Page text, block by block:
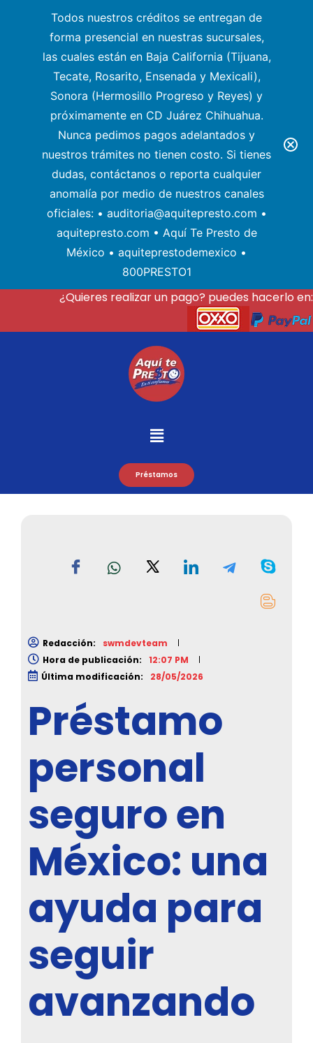
Todos nuestros créditos se entregan de
forma presencial en nuestras sucursales,
las cuales están en Baja California (Tijuana,
Tecate, Rosarito, Ensenada y Mexicali),
Sonora (Hermosillo Progreso y Reyes) y
próximamente en CD Juárez Chihuahua.
Nunca pedimos pagos adelantados y
nuestros trámites no tienen costo. Si tienes
dudas, contáctanos o reporta cualquier
anomalía por medio de nuestros canales
oficiales: • auditoria@aquitepresto.com •
aquitepresto.com • Aquí Te Presto de
México • aquiteprestodemexico •
800PRESTO1
¿Quieres realizar un pago? puedes hacerlo en:
Préstamos
Redacción:
swmdevteam
Hora de publicación:
12:07 PM
Última modificación:
28/05/2026
Préstamo
personal
seguro en
México: una
ayuda para
seguir
avanzando